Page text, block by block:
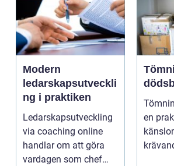
Modern
ledarskapsutveckli
ng i praktiken
Ledarskapsutveckling
via coaching online
handlar om att göra
vardagen som chef
en